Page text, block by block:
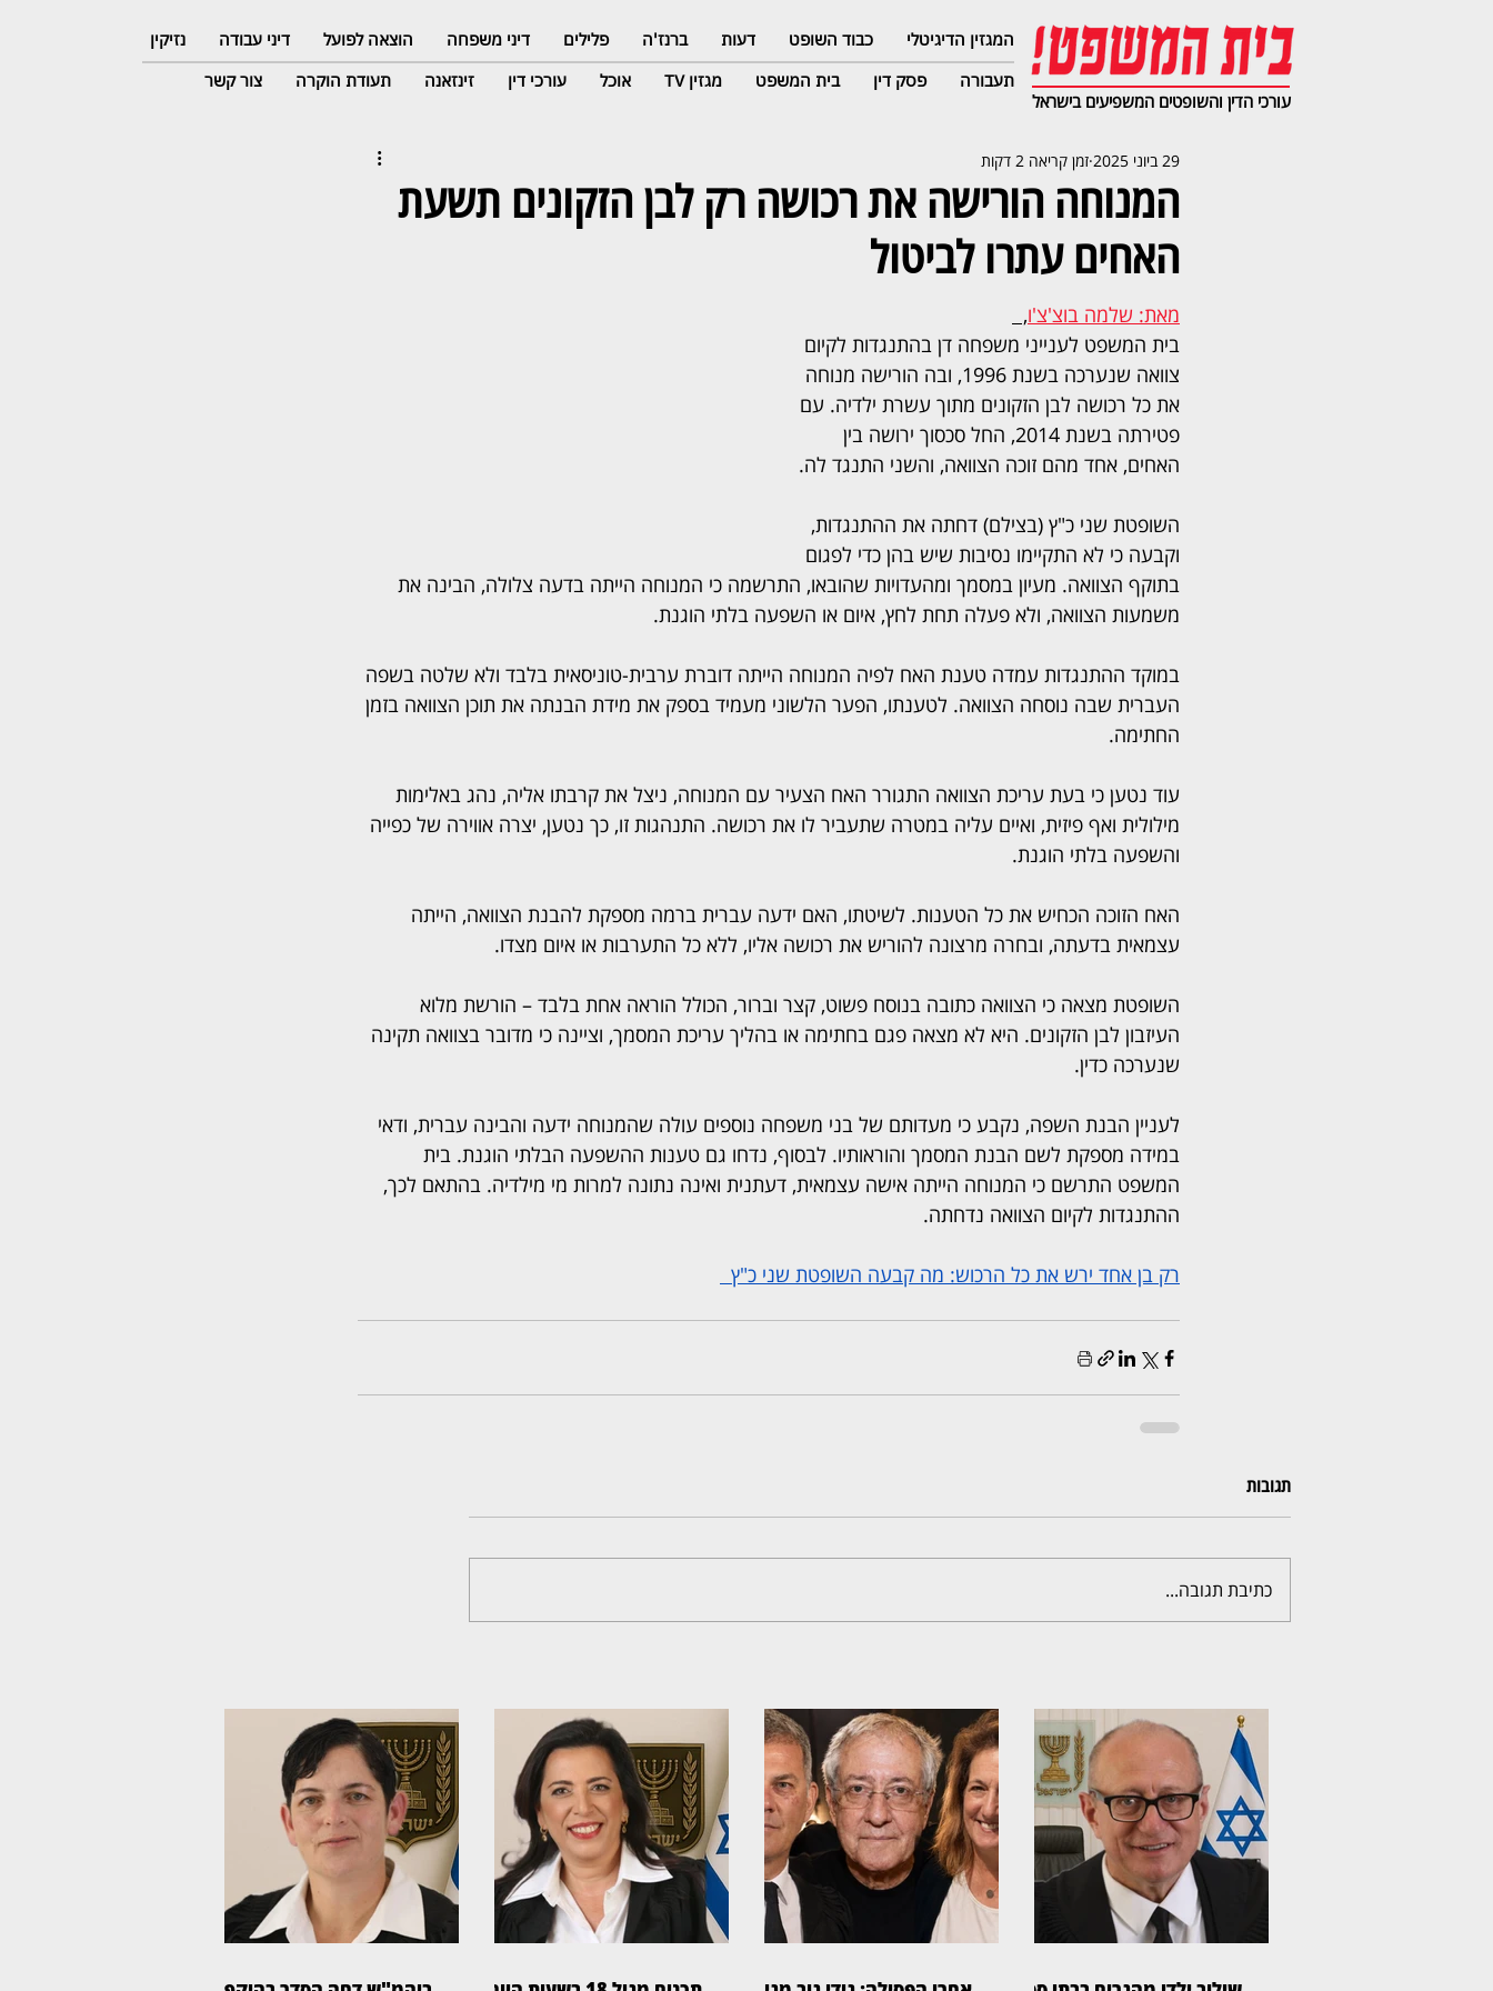
המגזין הדיגיטלי כבוד השופט דעות ברנז'ה פלילים דיני משפחה הוצאה לפועל דיני עבודה
נזיקין
תעבורה
פסק דין בית המשפט מגזין TV אוכל עורכי דין זינזאנה תעודת הוקרה צור קשר
עורכי הדין והשופטים המשפיעים בישראל
המנוחה הורישה את רכושה רק לבן הזקונים תשעת
האחים עתרו לביטול
29 ביוני 2025 זמן קריאה 2 דקות
מאת: שלמה בוצ'צ'ו,
בית המשפט לענייני משפחה דן בהתנגדות לקיום
צוואה שנערכה בשנת 1996, ובה הורישה מנוחה
את כל רכושה לבן הזקונים מתוך עשרת ילדיה. עם
פטירתה בשנת 2014, החל סכסוך ירושה בין
האחים, אחד מהם זוכה הצוואה, והשני התנגד לה.
השופטת שני כ"ץ (בצילם) דחתה את ההתנגדות,
וקבעה כי לא התקיימו נסיבות שיש בהן כדי לפגום
בתוקף הצוואה. מעיון במסמך ומהעדויות שהובאו, התרשמה כי המנוחה הייתה בדעה צלולה, הבינה את
משמעות הצוואה, ולא פעלה תחת לחץ, איום או השפעה בלתי הוגנת.
במוקד ההתנגדות עמדה טענת האח לפיה המנוחה הייתה דוברת ערבית-טוניסאית בלבד ולא שלטה בשפה
העברית שבה נוסחה הצוואה. לטענתו, הפער הלשוני מעמיד בספק את מידת הבנתה את תוכן הצוואה בזמן
החתימה.
עוד נטען כי בעת עריכת הצוואה התגורר האח הצעיר עם המנוחה, ניצל את קרבתו אליה, נהג באלימות
מילולית ואף פיזית, ואיים עליה במטרה שתעביר לו את רכושה. התנהגות זו, כך נטען, יצרה אווירה של כפייה
והשפעה בלתי הוגנת.
האח הזוכה הכחיש את כל הטענות. לשיטתו, האם ידעה עברית ברמה מספקת להבנת הצוואה, הייתה
עצמאית בדעתה, ובחרה מרצונה להוריש את רכושה אליו, ללא כל התערבות או איום מצדו.
השופטת מצאה כי הצוואה כתובה בנוסח פשוט, קצר וברור, הכולל הוראה אחת בלבד – הורשת מלוא
העיזבון לבן הזקונים. היא לא מצאה פגם בחתימה או בהליך עריכת המסמך, וציינה כי מדובר בצוואה תקינה
שנערכה כדין.
לעניין הבנת השפה, נקבע כי מעדותם של בני משפחה נוספים עולה שהמנוחה ידעה והבינה עברית, ודאי
במידה מספקת לשם הבנת המסמך והוראותיו. לבסוף, נדחו גם טענות ההשפעה הבלתי הוגנת. בית
המשפט התרשם כי המנוחה הייתה אישה עצמאית, דעתנית ואינה נתונה למרות מי מילדיה. בהתאם לכך,
ההתנגדות לקיום הצוואה נדחתה.
רק בן אחד ירש את כל הרכוש: מה קבעה השופטת שני כ"ץ
תגובות
כתיבת תגובה...